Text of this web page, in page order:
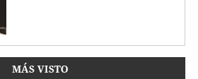
MÁS VISTO